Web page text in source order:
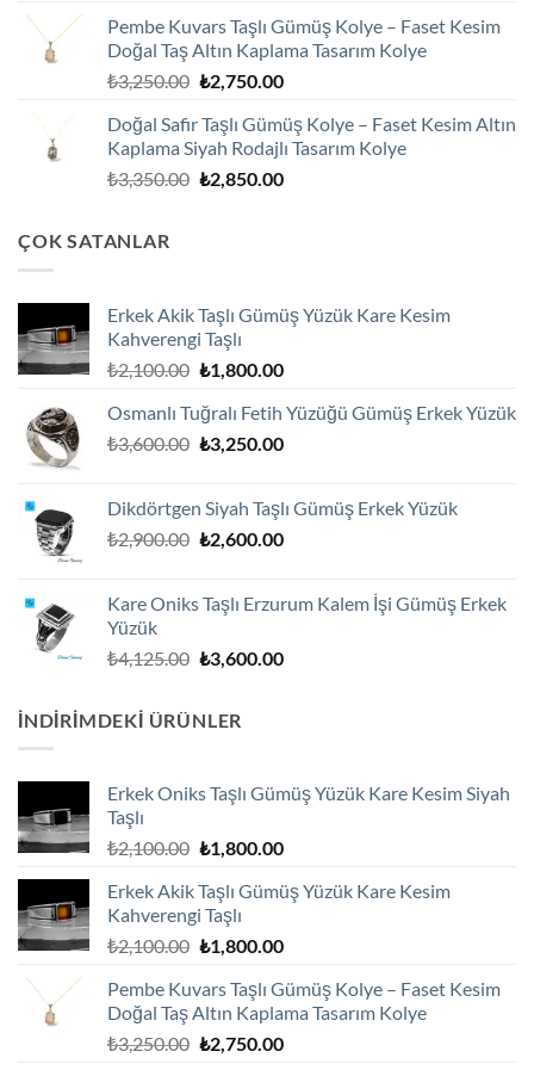
₺2,100.00.fiyat:
₺1,800.00.
Pembe Kuvars Taşlı Gümüş Kolye – Faset Kesim
Doğal Taş Altın Kaplama Tasarım Kolye
₺3,250.00 Orijinal
₺3,250.00.
₺2,750.00Şu
fiyat:
₺2,750.00.
Doğal Safir Taşlı Gümüş Kolye – Faset Kesim Altın
Kaplama Siyah Rodajlı Tasarım Kolye
₺3,350.00 Orijinal
₺2,850.00Şu
ÇOK SATANLAR
Erkek Akik Taşlı Gümüş Yüzük Kare Kesim
Kahverengi Taşlı
₺2,100.00 Orijinal
₺2,100.00.
₺1,800.00Şu
fiyat:
₺1,800.00.
Osmanlı Tuğralı Fetih Yüzüğü Gümüş Erkek Yüzük
₺3,600.00 Orijinal
₺3,250.00Şu
₺3,250.00.
Dikdörtgen Siyah Taşlı Gümüş Erkek Yüzük
₺2,900.00 Orijinal
₺2,600.00Şu
₺2,600.00.
Kare Oniks Taşlı Erzurum Kalem İşi Gümüş Erkek
Yüzük
₺4,125.00 Orijinal
₺3,600.00Şu
İNDIRIMDEKI ÜRÜNLER
Erkek Oniks Taşlı Gümüş Yüzük Kare Kesim Siyah
Taşlı
₺2,100.00 Orijinal
₺2,100.00.
₺1,800.00Şu
fiyat:
Erkek Akik Taşlı Gümüş Yüzük Kare Kesim
Kahverengi Taşlı
₺2,100.00 Orijinal
₺2,100.00.
₺1,800.00Şu
fiyat:
₺1,800.00.
Pembe Kuvars Taşlı Gümüş Kolye – Faset Kesim
Doğal Taş Altın Kaplama Tasarım Kolye
₺3,250.00 Orijinal
₺2,750.00Şu